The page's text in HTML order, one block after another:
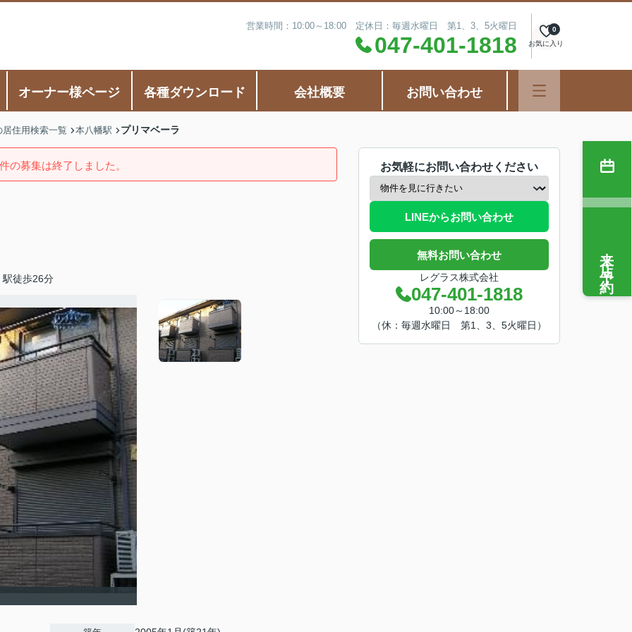
営業時間：10:00～18:00 定休日：毎週水曜日 第1、3、5火曜日
047-401-1818 お気に入り
0
オーナー様ページ 各種ダウンロード 会社概要 お問い合わせ
居住用検索一覧 本八幡駅 プリマベーラ
の募集は終了しました。
駅徒歩26分
お気軽にお問い合わせください
LINEからお問い合わせ
無料お問い合わせ
レグラス株式会社
047-401-1818
10:00～18:00
（休：毎週水曜日 第1、3、5火曜日）
来店予約